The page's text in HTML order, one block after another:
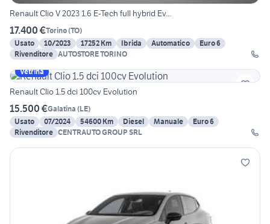
Renault Clio V 2023 1.6 E-Tech full hybrid Ev...
17.400 €Torino(TO)
Usato
10/2023 17252 Km Ibrida Automatico
Euro 6
Rivenditore AUTOSTORE TORINO
Vetrina
Renault Clio 1.5 dci 100cv Evolution
15.500 €Galatina (LE)
Usato
07/2024 54600 Km Diesel Manuale
Euro 6
Rivenditore CENTRAUTO GROUP SRL